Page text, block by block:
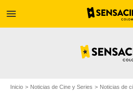
menu
Inicio Noticias de Cine y Series Noticias de